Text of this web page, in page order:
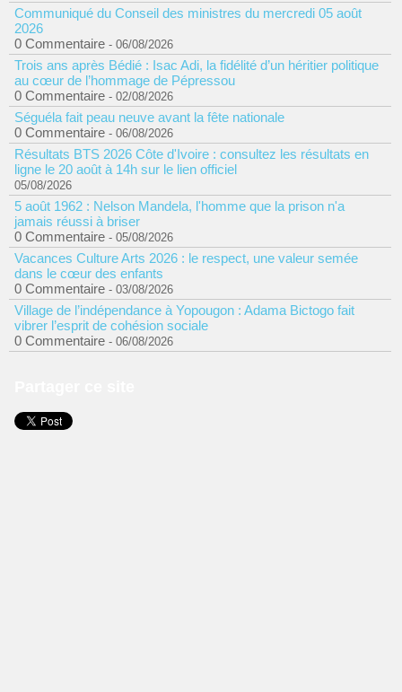
Communiqué du Conseil des ministres du mercredi 05 août
2026
0 Commentaire - 06/08/2026
Trois ans après Bédié : Isac Adi, la fidélité d’un héritier politique
au cœur de l’hommage de Pépressou
0 Commentaire - 02/08/2026
Séguéla fait peau neuve avant la fête nationale
0 Commentaire - 06/08/2026
Résultats BTS 2026 Côte d'Ivoire : consultez les résultats en
ligne le 20 août à 14h sur le lien officiel
05/08/2026
5 août 1962 : Nelson Mandela, l'homme que la prison n'a
jamais réussi à briser
0 Commentaire - 05/08/2026
Vacances Culture Arts 2026 : le respect, une valeur semée
dans le cœur des enfants
0 Commentaire - 03/08/2026
Village de l’indépendance à Yopougon : Adama Bictogo fait
vibrer l’esprit de cohésion sociale
0 Commentaire - 06/08/2026